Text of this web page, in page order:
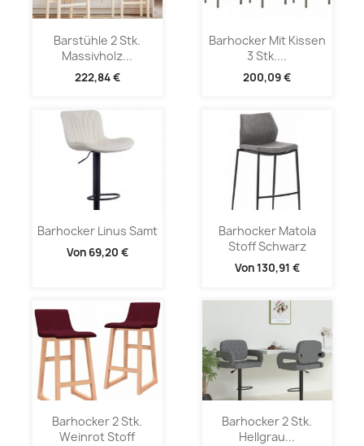
Barstühle 2 Stk.
Massivholz...
222,84 €
Barhocker Mit Kissen
3 Stk....
200,09 €
Barhocker Linus Samt
Von 69,20 €
Barhocker Matola
Stoff Schwarz
Von130,91 €
Barhocker 2 Stk.
Weinrot Stoff
Barhocker 2 Stk.
Hellgrau...